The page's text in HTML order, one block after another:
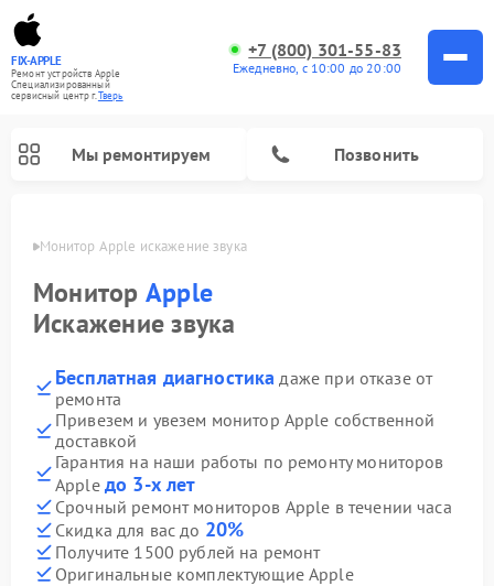
FIX-APPLE
Ремонт устройств Apple
Специализированный
cервисный центр г.Тверь
+7 (800) 301-55-83
Ежедневно, с 10:00 до 20:00
Мы ремонтируем Позвонить
Монитор Apple искажение звука
Монитор Apple
Искажение звука
Бесплатная диагностика даже при отказе от
ремонта
Привезем и увезем монитор Apple собственной
доставкой
Гарантия на наши работы по ремонту мониторов
Apple до 3-х лет
Срочный ремонт мониторов Apple в течении часа
Скидка для вас до 20%
Получите 1500 рублей на ремонт
Оригинальные комплектующие Apple